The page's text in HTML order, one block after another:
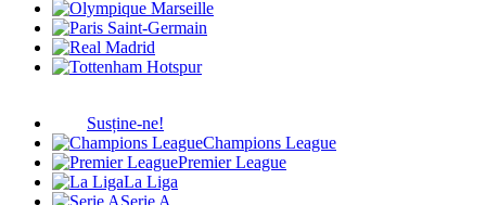
Susține-ne!
Champions League
Premier League
La Liga
Serie A